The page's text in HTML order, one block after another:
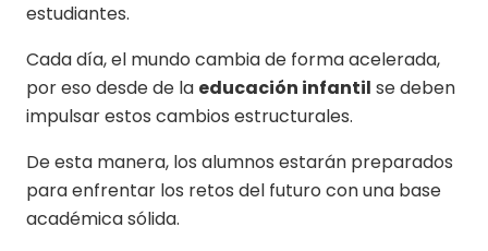
estudiantes.
Cada día, el mundo cambia de forma acelerada,
por eso desde de la educación infantil se deben
impulsar estos cambios estructurales.
De esta manera, los alumnos estarán preparados
para enfrentar los retos del futuro con una base
académica sólida.